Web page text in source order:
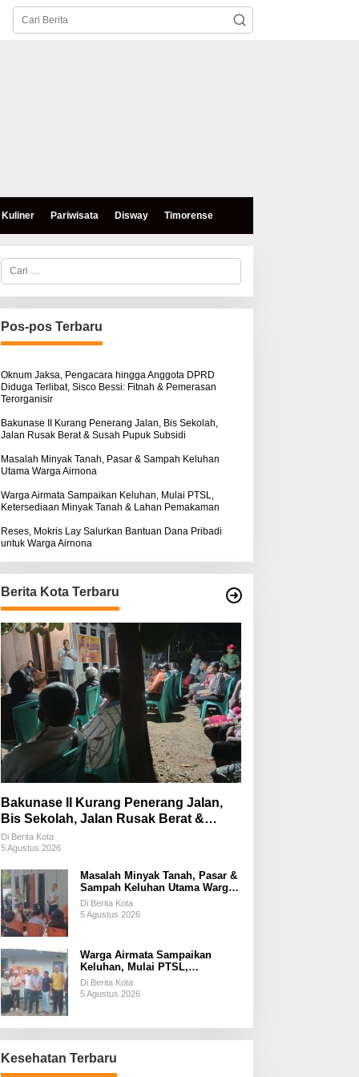
Kuliner Pariwisata Disway Timorense
C
r
i
u
n
u
:
Pos-pos Terbaru
Oknum Jaksa, Pengacara hingga Anggota DPRD
Diduga Terlibat, Sisco Bessi: Fitnah & Pemerasan
Terorganisir
Bakunase II Kurang Penerang Jalan, Bis Sekolah,
Jalan Rusak Berat & Susah Pupuk Subsidi
Masalah Minyak Tanah, Pasar & Sampah Keluhan
Utama Warga Airnona
Warga Airmata Sampaikan Keluhan, Mulai PTSL,
Ketersediaan Minyak Tanah & Lahan Pemakaman
Reses, Mokris Lay Salurkan Bantuan Dana Pribadi
untuk Warga Airnona
Berita Kota Terbaru
Bakunase II Kurang Penerang Jalan,
Bis Sekolah, Jalan Rusak Berat &
Susah Pupuk Subsidi
Di Berita Kota
5 Agustus 2026
Masalah Minyak Tanah, Pasar &
Sampah Keluhan Utama Warga
Airnona
Di Berita Kota
5 Agustus 2026
Warga Airmata Sampaikan
Keluhan, Mulai PTSL,
Ketersediaan Minyak Tanah &
Lahan Pemakaman
Di Berita Kota
5 Agustus 2026
Kesehatan Terbaru